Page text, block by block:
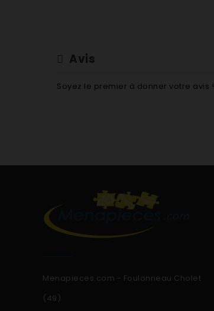
Avis
Soyez le premier à donner votre avis !
Menapieces.com - Foulonneau Cholet
(49)